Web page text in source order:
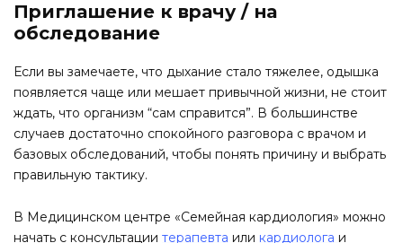
Приглашение к врачу / на
обследование
Если вы замечаете, что дыхание стало тяжелее, одышка
появляется чаще или мешает привычной жизни, не стоит
ждать, что организм “сам справится”. В большинстве
случаев достаточно спокойного разговора с врачом и
базовых обследований, чтобы понять причину и выбрать
правильную тактику.
В Медицинском центре «Семейная кардиология» можно
начать с консультации терапевта или кардиолога и